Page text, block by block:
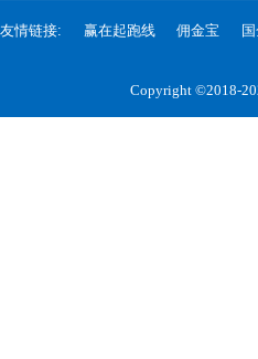
友情链接: 赢在起跑线 佣金宝
Copyright ©2018-